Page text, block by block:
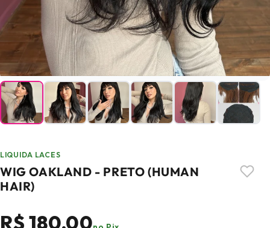
LIQUIDA LACES
WIG OAKLAND - PRETO (HUMAN
HAIR)
R$ 180,00